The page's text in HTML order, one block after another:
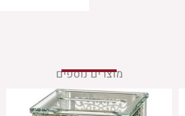
מוצרים נוספים